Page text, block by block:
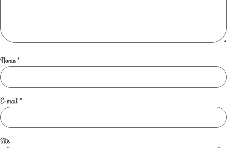
Nome*
E-mail*
Site